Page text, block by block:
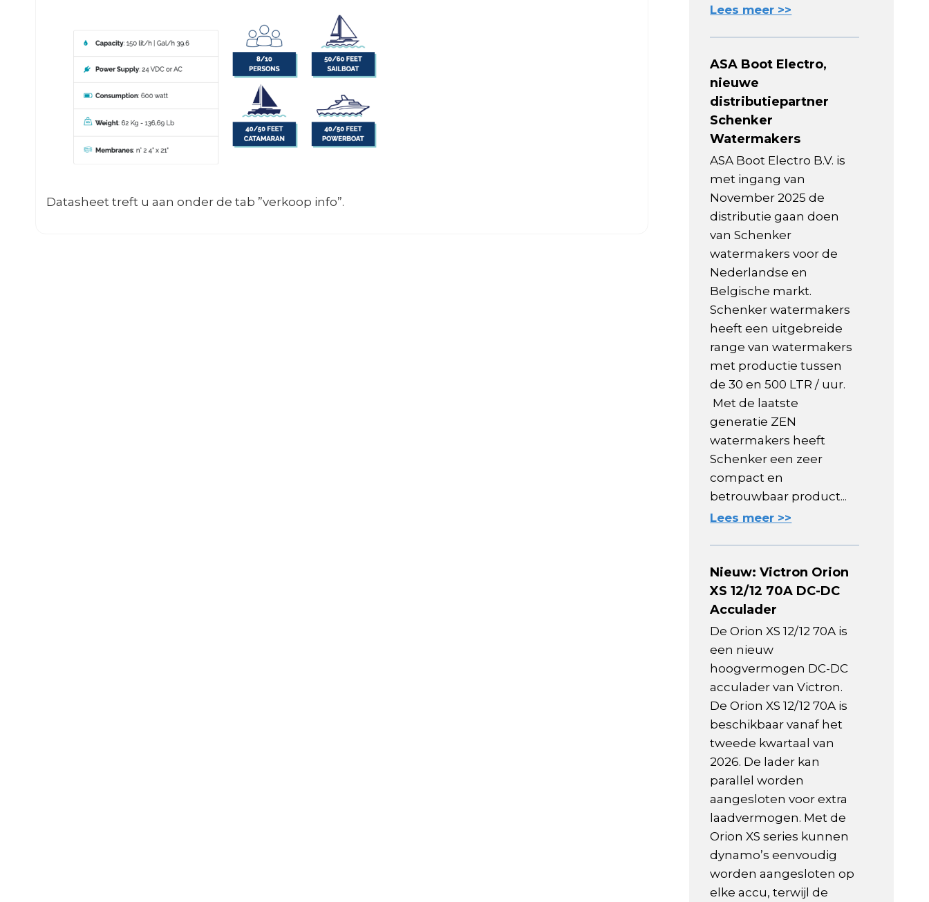
Datasheet treft u aan onder de tab ”verkoop info”.
Lees meer >>
ASA Boot Electro,
nieuwe
distributiepartner
Schenker
Watermakers
ASA Boot Electro B.V. is
met ingang van
November 2025 de
distributie gaan doen
van Schenker
watermakers voor de
Nederlandse en
Belgische markt.
Schenker watermakers
heeft een uitgebreide
range van watermakers
met productie tussen
de 30 en 500 LTR / uur.
Met de laatste
generatie ZEN
watermakers heeft
Schenker een zeer
compact en
betrouwbaar product...
Lees meer >>
Nieuw: Victron Orion
XS 12/12 70A DC-DC
Acculader
De Orion XS 12/12 70A is
een nieuw
hoogvermogen DC-DC
acculader van Victron.
De Orion XS 12/12 70A is
beschikbaar vanaf het
tweede kwartaal van
2026. De lader kan
parallel worden
aangesloten voor extra
laadvermogen. Met de
Orion XS series kunnen
dynamo’s eenvoudig
worden aangesloten op
elke accu, terwijl de